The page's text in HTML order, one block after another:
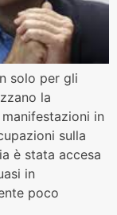
solo per gli
la
in
sulla
è stata accesa
in
poco